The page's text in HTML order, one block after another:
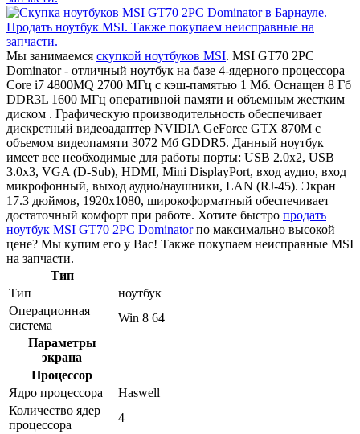
Мы занимаемся скупкой ноутбуков MSI. MSI GT70 2PC
Dominator - отличный ноутбук на базе 4-ядерного процессора
Core i7 4800MQ 2700 МГц с кэш-памятью 1 Мб. Оснащен 8 Гб
DDR3L 1600 МГц оперативной памяти и объемным жестким
диском . Графическую производительность обеспечивает
дискретный видеоадаптер NVIDIA GeForce GTX 870M с
объемом видеопамяти 3072 Мб GDDR5. Данный ноутбук
имеет все необходимые для работы порты: USB 2.0x2, USB
3.0x3, VGA (D-Sub), HDMI, Mini DisplayPort, вход аудио, вход
микрофонный, выход аудио/наушники, LAN (RJ-45). Экран
17.3 дюймов, 1920x1080, широкоформатный обеспечивает
достаточный комфорт при работе. Хотите быстро продать
ноутбук MSI GT70 2PC Dominatorпо максимально высокой
цене? Мы купим его у Вас! Также покупаем неисправные MSI
на запчасти.
Тип
Тип
ноутбук
Операционная
система
Win 8 64
Параметры
экрана
Процессор
Ядро процессора
Haswell
Количество ядер
процессора
4